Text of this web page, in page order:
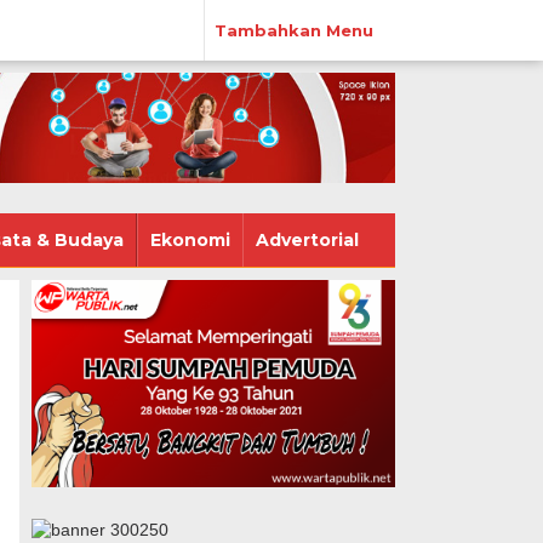
Tambahkan Menu
& Budaya Ekonomi Advertorial